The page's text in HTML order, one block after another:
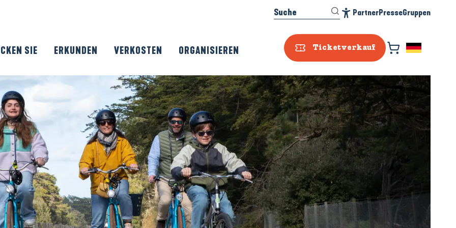
Ticketverkauf
Suche PartnerPresseGruppen
SIE ERKUNDEN VERKOSTEN ORGANISIEREN